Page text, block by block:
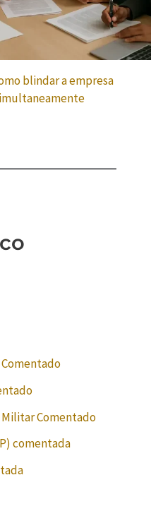
blindar a empresa
Militar Comentado
comentada